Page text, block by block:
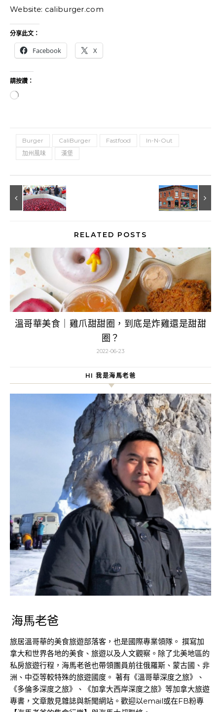
Website: caliburger.com
分享此文：
Facebook X
請按讚：
正在載入...
Burger CaliBurger Fastfood
In-N-Out
加州風味
漢堡
RELATED POSTS
溫哥華美食｜雞爪甜甜圈，到底是炸雞還是甜甜
圈？
2022-06-23
HI 我是海馬老爸
海馬老爸
旅居溫哥華的美食旅遊部落客，也是國際專業領隊。 撰寫加
拿大和世界各地的美食、旅遊以及人文觀察。除了北美地區的
私房旅遊行程，海馬老爸也帶領團員前往俄羅斯、蒙古國、非
洲、中亞等較特殊的旅遊國度。 著有《溫哥華深度之旅》、
《多倫多深度之旅》、《加拿大西岸深度之旅》等加拿大旅遊
專書，文章散見雜誌與新聞網站。歡迎以email或在FB粉專